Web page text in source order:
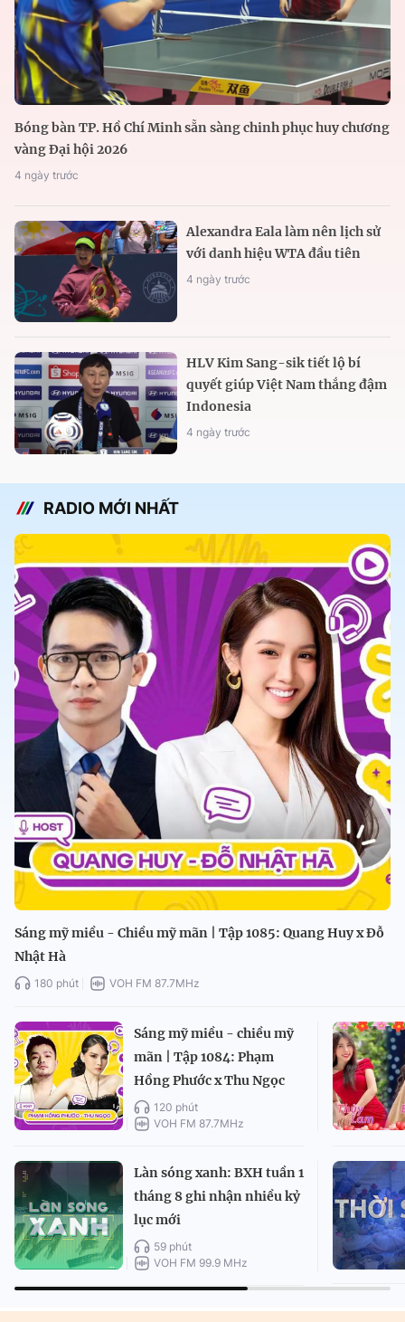
Bóng bàn TP. Hồ Chí Minh sẵn sàng chinh phục huy chương
vàng Đại hội 2026
4 ngày trước
Alexandra Eala làm nên lịch sử
với danh hiệu WTA đầu tiên
4 ngày trước
HLV Kim Sang-sik tiết lộ bí
quyết giúp Việt Nam thắng đậm
Indonesia
4 ngày trước
RADIO MỚI NHẤT
Sáng mỹ miều - Chiều mỹ mãn | Tập 1085: Quang Huy x Đỗ
Nhật Hà
180 phút VOH FM 87.7MHz
Sáng mỹ miều - chiều mỹ
mãn | Tập 1084: Phạm
Hồng Phước x Thu Ngọc
120 phút
VOH FM 87.7MHz
Làn sóng xanh: BXH tuần 1
tháng 8 ghi nhận nhiều kỷ
lục mới
59 phút
VOH FM 99.9 MHz